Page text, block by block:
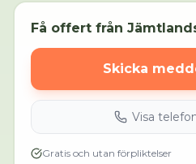
Få offert från
Skicka
Visa
Gratis och utan förpliktelser